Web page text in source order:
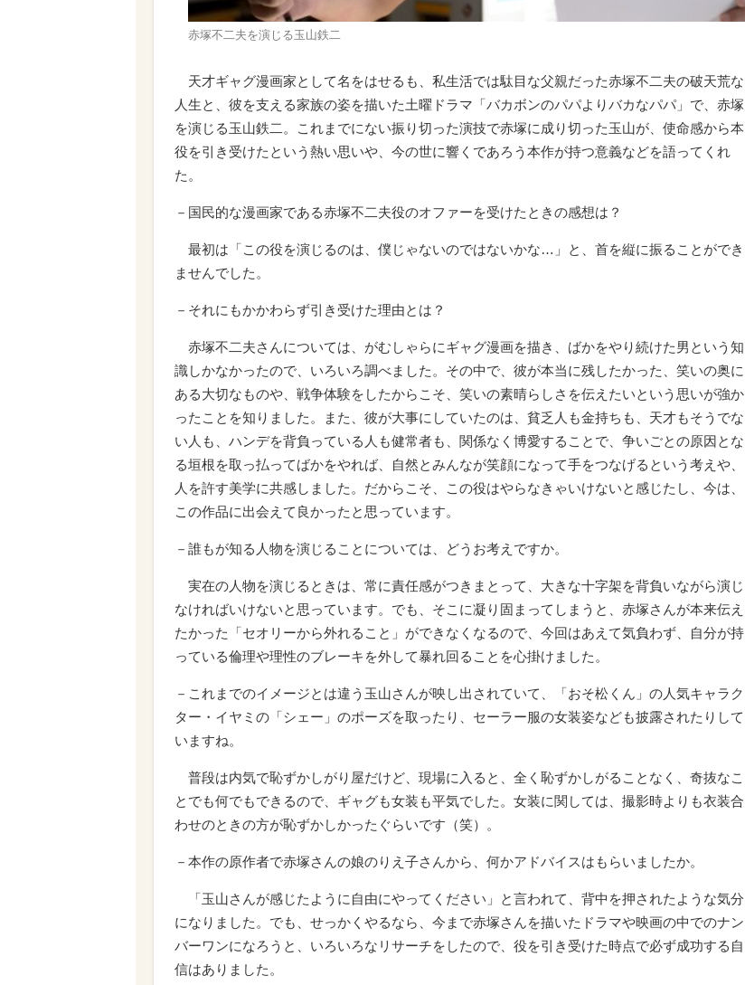
赤塚不二夫を演じる玉山鉄二
天才ギャグ漫画家として名をはせるも、私生活では駄目な父親だった赤塚不二夫の破天荒な
人生と、彼を支える家族の姿を描いた土曜ドラマ「バカボンのパパよりバカなパパ」で、赤塚
を演じる玉山鉄二。これまでにない振り切った演技で赤塚に成り切った玉山が、使命感から本
役を引き受けたという熱い思いや、今の世に響くであろう本作が持つ意義などを語ってくれ
た。
－国民的な漫画家である赤塚不二夫役のオファーを受けたときの感想は？
最初は「この役を演じるのは、僕じゃないのではないかな…」と、首を縦に振ることができ
ませんでした。
－それにもかかわらず引き受けた理由とは？
赤塚不二夫さんについては、がむしゃらにギャグ漫画を描き、ばかをやり続けた男という知
識しかなかったので、いろいろ調べました。その中で、彼が本当に残したかった、笑いの奥に
ある大切なものや、戦争体験をしたからこそ、笑いの素晴らしさを伝えたいという思いが強か
ったことを知りました。また、彼が大事にしていたのは、貧乏人も金持ちも、天才もそうでな
い人も、ハンデを背負っている人も健常者も、関係なく博愛することで、争いごとの原因とな
る垣根を取っ払ってばかをやれば、自然とみんなが笑顔になって手をつなげるという考えや、
人を許す美学に共感しました。だからこそ、この役はやらなきゃいけないと感じたし、今は、
この作品に出会えて良かったと思っています。
－誰もが知る人物を演じることについては、どうお考えですか。
実在の人物を演じるときは、常に責任感がつきまとって、大きな十字架を背負いながら演じ
なければいけないと思っています。でも、そこに凝り固まってしまうと、赤塚さんが本来伝え
たかった「セオリーから外れること」ができなくなるので、今回はあえて気負わず、自分が持
っている倫理や理性のブレーキを外して暴れ回ることを心掛けました。
－これまでのイメージとは違う玉山さんが映し出されていて、「おそ松くん」の人気キャラク
ター・イヤミの「シェー」のポーズを取ったり、セーラー服の女装姿なども披露されたりして
いますね。
普段は内気で恥ずかしがり屋だけど、現場に入ると、全く恥ずかしがることなく、奇抜なこ
とでも何でもできるので、ギャグも女装も平気でした。女装に関しては、撮影時よりも衣装合
わせのときの方が恥ずかしかったぐらいです（笑）。
－本作の原作者で赤塚さんの娘のりえ子さんから、何かアドバイスはもらいましたか。
「玉山さんが感じたように自由にやってください」と言われて、背中を押されたような気分
になりました。でも、せっかくやるなら、今まで赤塚さんを描いたドラマや映画の中でのナン
バーワンになろうと、いろいろなリサーチをしたので、役を引き受けた時点で必ず成功する自
信はありました。